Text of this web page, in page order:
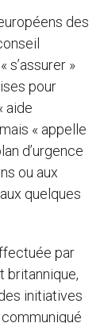
des
s’assurer »
pour
aide
« appelle
d’urgence
ou aux
quelques
par
britannique,
initiatives
communiqué